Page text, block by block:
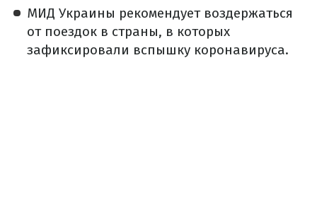
МИД Украины рекомендует воздержаться
от поездок в страны, в которых
зафиксировали вспышку коронавируса.